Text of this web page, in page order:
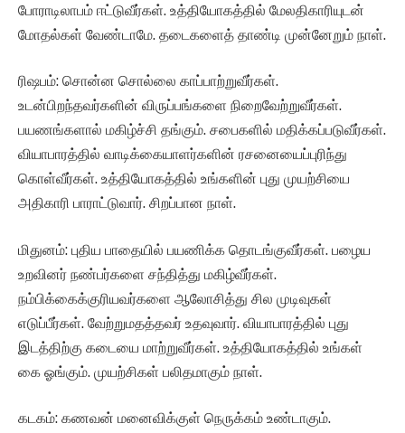
போராடிலாபம் ஈட்டுவீர்கள். உத்தியோகத்தில் மேலதிகாரியுடன்
மோதல்கள் வேண்டாமே. தடைகளைத் தாண்டி முன்னேறும் நாள்.
ரிஷபம்: சொன்ன சொல்லை காப்பாற்றுவீர்கள்.
உடன்பிறந்தவர்களின் விருப்பங்களை நிறைவேற்றுவீர்கள்.
பயணங்களால் மகிழ்ச்சி தங்கும். சபைகளில் மதிக்கப்படுவீர்கள்.
வியாபாரத்தில் வாடிக்கையாளர்களின் ரசனையைப்புரிந்து
கொள்வீர்கள். உத்தியோகத்தில் உங்களின் புது முயற்சியை
அதிகாரி பாராட்டுவார். சிறப்பான நாள்.
மிதுனம்: புதிய பாதையில் பயணிக்க தொடங்குவீர்கள். பழைய
உறவினர் நண்பர்களை சந்தித்து மகிழ்வீர்கள்.
நம்பிக்கைக்குரியவர்களை ஆலோசித்து சில முடிவுகள்
எடுப்பீர்கள். வேற்றுமதத்தவர் உதவுவார். வியாபாரத்தில் புது
இடத்திற்கு கடையை மாற்றுவீர்கள். உத்தியோகத்தில் உங்கள்
கை ஓங்கும். முயற்சிகள் பலிதமாகும் நாள்.
கடகம்: கணவன் மனைவிக்குள் நெருக்கம் உண்டாகும்.